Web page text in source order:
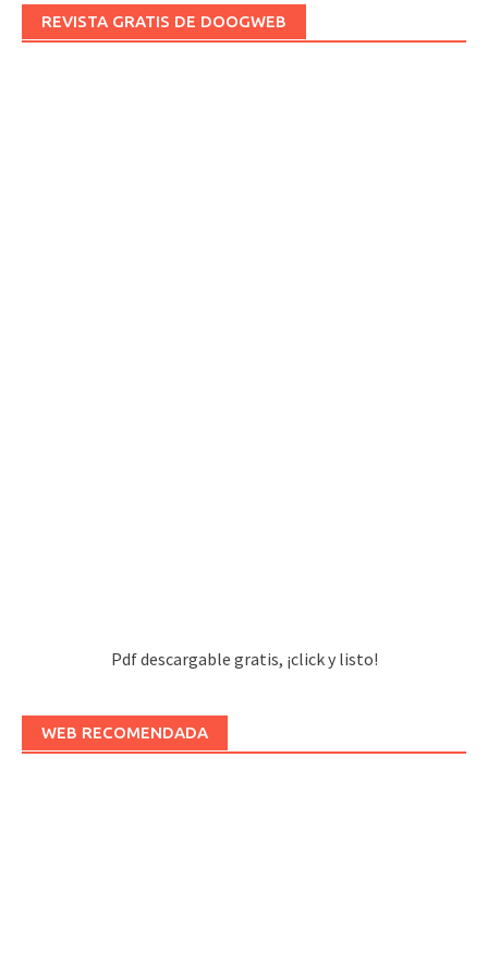
REVISTA GRATIS DE DOOGWEB
Pdf descargable gratis, ¡click y listo!
WEB RECOMENDADA